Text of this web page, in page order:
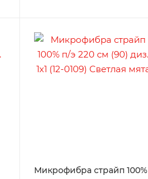
Микрофибра страйп 100%